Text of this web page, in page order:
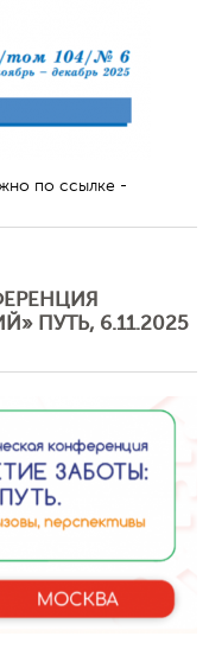
по ссылке -
ПУТЬ, 6.11.2025